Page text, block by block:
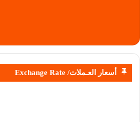
أسعار العـملات/ Exchange Rate